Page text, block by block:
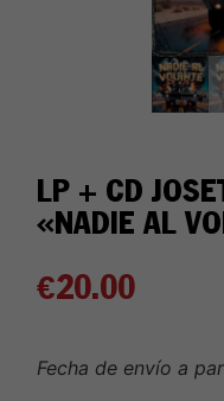
LP + CD
«NADIE AL
€20.00
Fecha de envío a